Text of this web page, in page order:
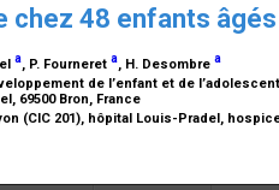
chez 48 enfants
a, P. Fourneret a, H. Desombre a
de l’enfant et de
69500 Bron, France
(CIC 201), hôpital Louis-Pradel,